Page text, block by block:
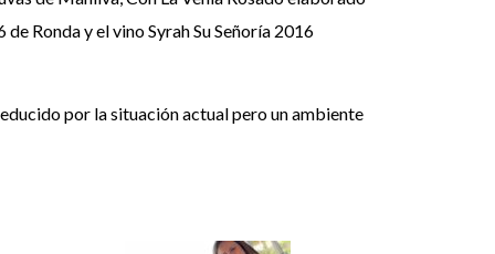
Ronda y el vino Syrah Su Señoría 2016
por la situación actual pero un ambiente